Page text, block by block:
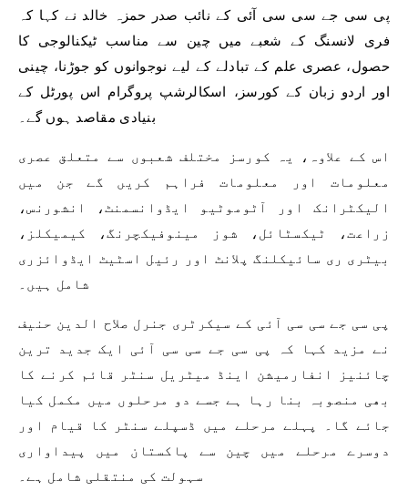
پی سی جے سی سی آئی کے نائب صدر حمزہ خالد نے کہا کہ
فری لانسنگ کے شعبے میں چین سے مناسب ٹیکنالوجی کا
حصول، عصری علم کے تبادلے کے لیے نوجوانوں کو جوڑنا، چینی
اور اردو زبان کے کورسز، اسکالرشپ پروگرام اس پورٹل کے
بنیادی مقاصد ہوں گے۔
اس کے علاوہ، یہ کورسز مختلف شعبوں سے متعلق عصری
معلومات اور معلومات فراہم کریں گے جن میں
الیکٹرانک اور آٹوموٹیو ایڈوانسمنٹ، انشورنس،
زراعت، ٹیکسٹائل، شوز مینوفیکچرنگ، کیمیکلز،
بیٹری ری سائیکلنگ پلانٹ اور رئیل اسٹیٹ ایڈوائزری
شامل ہیں۔
پی سی جے سی سی آئی کے سیکرٹری جنرل صلاح الدین حنیف
نے مزید کہا کہ پی سی جے سی سی آئی ایک جدید ترین
چائنیز انفارمیشن اینڈ میٹریل سنٹر قائم کرنے کا
بھی منصوبہ بنا رہا ہے جسے دو مرحلوں میں مکمل کیا
جائے گا۔ پہلے مرحلے میں ڈسپلے سنٹر کا قیام اور
دوسرے مرحلے میں چین سے پاکستان میں پیداواری
سہولت کی منتقلی شامل ہے۔